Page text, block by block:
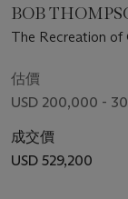
BOB
The Recreation of
估價
USD 200,000 -
成交價
USD 529,200